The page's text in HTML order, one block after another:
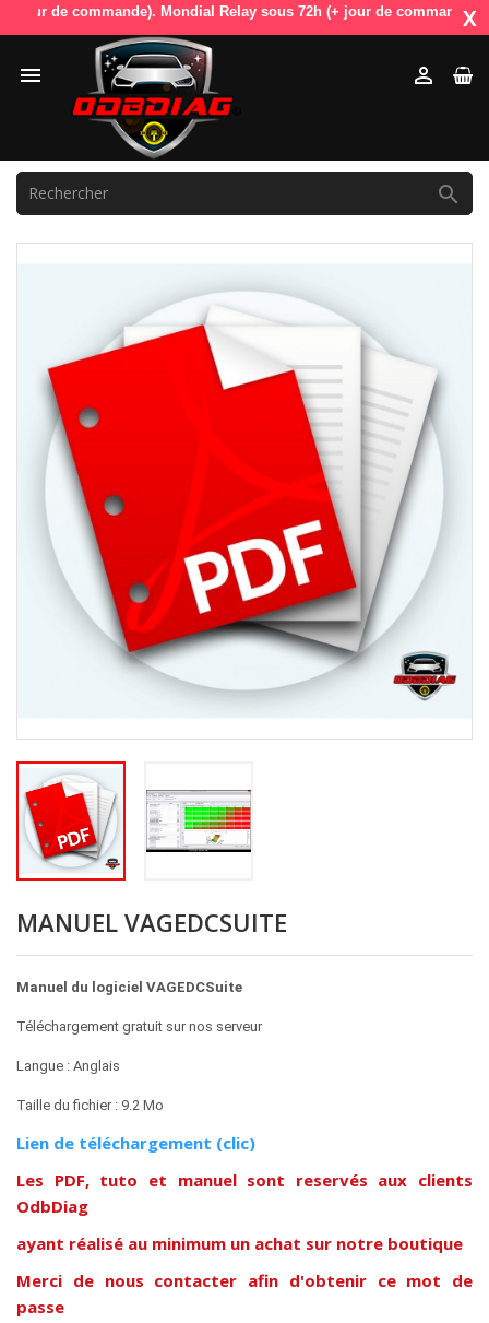
de commande). Mondial Relay sous 72h (+ jour de commande). X
 

MANUEL VAGEDCSUITE
Manuel du logiciel VAGEDCSuite
Téléchargement gratuit sur nos serveur
Langue : Anglais
Taille du fichier : 9.2 Mo
Lien de téléchargement (clic)
Les PDF, tuto et manuel sont reservés aux clients
OdbDiag
ayant réalisé au minimum un achat sur notre boutique
Merci de nous contacter afin d'obtenir ce mot de
passe